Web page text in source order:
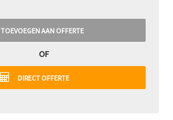
TOEVOEGEN AAN OFFERTE
OF
DIRECT OFFERTE